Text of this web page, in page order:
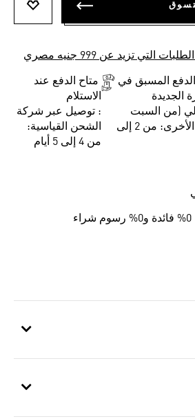
تزيد عن 999 جنيه مصري
المسبق في
الجديدة
(من السبت
إلى الخميس) - المدن الأخرى: من 2 إلى
متاح الدفع عند
الاستلام
: توصيل عبر شركة
الشحن القياسية:
من 4 إلى 5 أيام